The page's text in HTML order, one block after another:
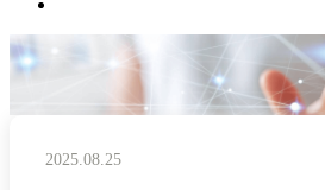
2025.08.25